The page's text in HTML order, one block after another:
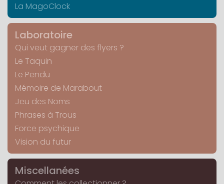
La MagoClock
Laboratoire
Qui veut gagner des flyers ?
Le Taquin
Le Pendu
Mémoire de Marabout
Jeu des Noms
Phrases à Trous
Force psychique
Vision du futur
Miscellanées